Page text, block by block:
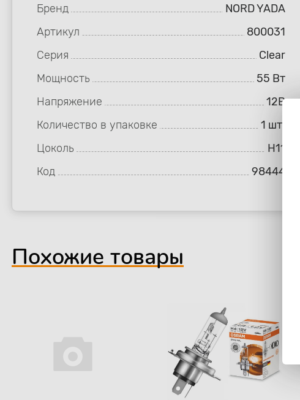
Бренд
NORD YADA
Артикул
800031
Серия
Clear
Мощность
55 Вт
Напряжение
12В
Количество в упаковке
1 шт.
Цоколь
H11
Код
98444
Похожие товары